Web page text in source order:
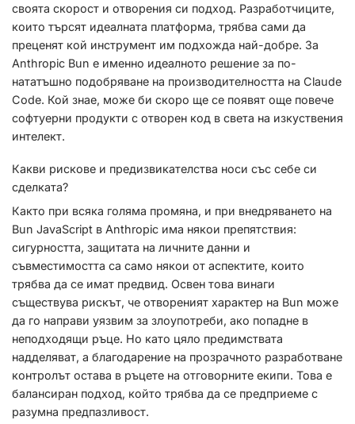
своята скорост и отворения си подход. Разработчиците,
които търсят идеалната платформа, трябва сами да
преценят кой инструмент им подхожда най-добре. За
Anthropic Bun е именно идеалното решение за по-
нататъшно подобряване на производителността на Claude
Code. Кой знае, може би скоро ще се появят още повече
софтуерни продукти с отворен код в света на изкуствения
интелект.
Какви рискове и предизвикателства носи със себе си
сделката?
Както при всяка голяма промяна, и при внедряването на
Bun JavaScript в Anthropic има някои препятствия:
сигурността, защитата на личните данни и
съвместимостта са само някои от аспектите, които
трябва да се имат предвид. Освен това винаги
съществува рискът, че отвореният характер на Bun може
да го направи уязвим за злоупотреби, ако попадне в
неподходящи ръце. Но като цяло предимствата
надделяват, а благодарение на прозрачното разработване
контролът остава в ръцете на отговорните екипи. Това е
балансиран подход, който трябва да се предприеме с
разумна предпазливост.